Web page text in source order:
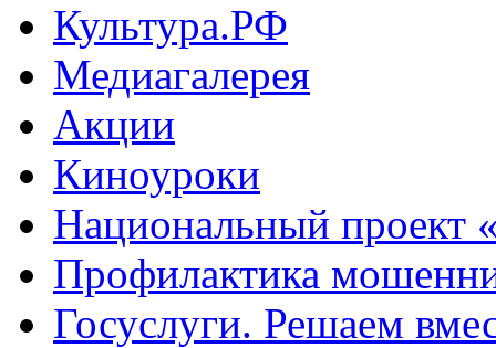
Культура.РФ
Медиагалерея
Акции
Киноуроки
Национальный проект
Профилактика
Госуслуги. Решаем